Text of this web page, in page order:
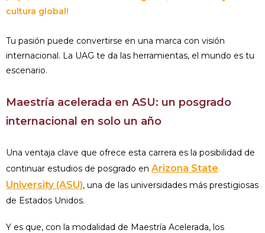
cultura global!
Tu pasión puede convertirse en una marca con visión
internacional. La UAG te da las herramientas, el mundo es tu
escenario.
Maestría acelerada en ASU: un posgrado
internacional en solo un año
Una ventaja clave que ofrece esta carrera es la posibilidad de
continuar estudios de posgrado en Arizona State
University (ASU), una de las universidades más prestigiosas
de Estados Unidos.
Y es que, con la modalidad de Maestría Acelerada, los